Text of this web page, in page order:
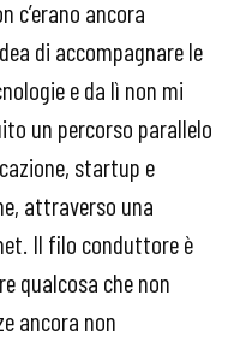
c’erano ancora
di accompagnare le
e da lì non mi
un percorso parallelo
startup e
attraverso una
Il filo conduttore è
qualcosa che non
ancora non